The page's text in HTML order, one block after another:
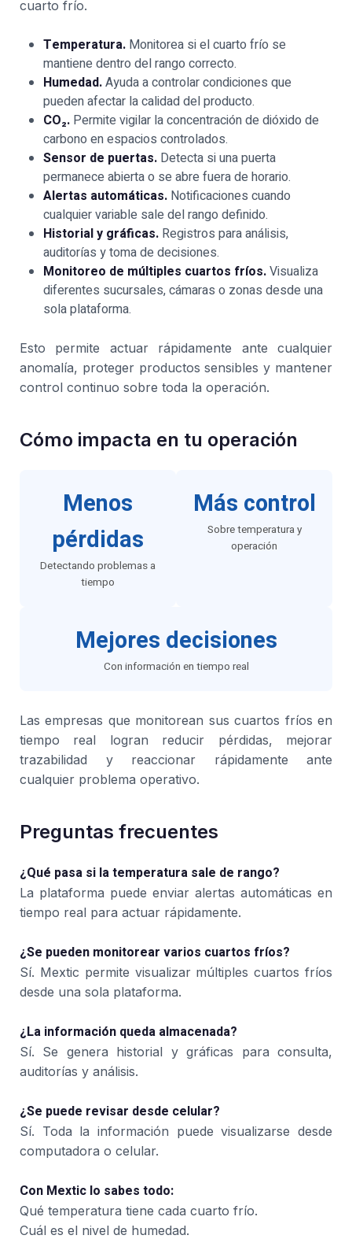
cuarto frío.
Temperatura. Monitorea si el cuarto frío se
mantiene dentro del rango correcto.
Humedad.Ayuda a controlar condiciones que
pueden afectar la calidad del producto.
CO₂. Permite vigilar la concentración de dióxido de
carbono en espacios controlados.
Sensor de puertas. Detecta si una puerta
permanece abierta o se abre fuera de horario.
Alertas automáticas. Notificaciones cuando
cualquier variable sale del rango definido.
Historial y gráficas. Registros para análisis,
auditorías y toma de decisiones.
Monitoreo de múltiples cuartos fríos.Visualiza
diferentes sucursales, cámaras o zonas desde una
sola plataforma.
Esto permite actuar rápidamente ante cualquier
anomalía, proteger productos sensibles y mantener
control continuo sobre toda la operación.
Cómo impacta en tu operación
Menos
pérdidas
Detectando problemas a
tiempo
Más control
Sobre temperatura y
operación
Mejores decisiones
Con información en tiempo real
Las empresas que monitorean sus cuartos fríos en
tiempo real logran reducir pérdidas, mejorar
trazabilidad y reaccionar rápidamente ante
cualquier problema operativo.
Preguntas frecuentes
¿Qué pasa si la temperatura sale de rango?
La plataforma puede enviar alertas automáticas en
tiempo real para actuar rápidamente.
¿Se pueden monitorear varios cuartos fríos?
Sí. Mextic permite visualizar múltiples cuartos fríos
desde una sola plataforma.
¿La información queda almacenada?
Sí. Se genera historial y gráficas para consulta,
auditorías y análisis.
¿Se puede revisar desde celular?
Sí. Toda la información puede visualizarse desde
computadora o celular.
Con Mextic lo sabes todo:
Qué temperatura tiene cada cuarto frío.
Cuál es el nivel de humedad.